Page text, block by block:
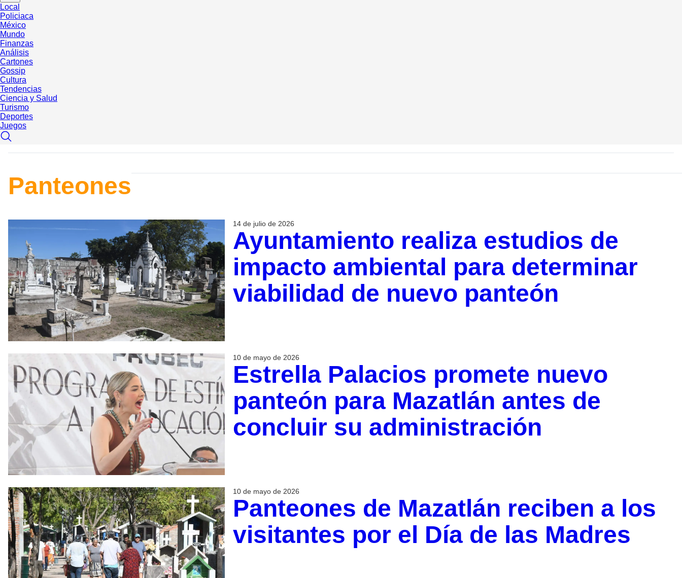
Local
Policiaca
México
Mundo
Finanzas
Análisis
Cartones
Gossip
Cultura
Tendencias
Ciencia y Salud
Turismo
Deportes
Juegos
Panteones
14 de julio de 2026
Ayuntamiento realiza estudios de
impacto ambiental para determinar
viabilidad de nuevo panteón
10 de mayo de 2026
Estrella Palacios promete nuevo
panteón para Mazatlán antes de
concluir su administración
10 de mayo de 2026
Panteones de Mazatlán reciben a los
visitantes por el Día de las Madres